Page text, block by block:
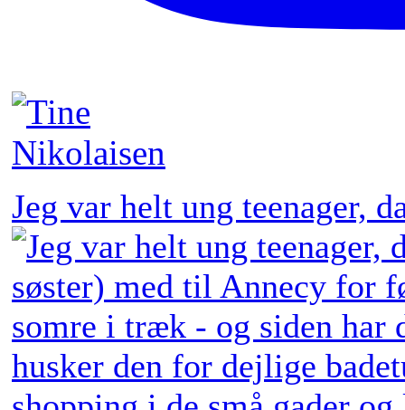
Jeg var helt ung teenager,